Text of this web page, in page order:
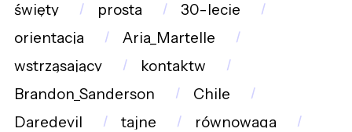
święty
prosta
30-lecie
orientacja
Aria_Martelle
wstrząsający
kontaktw
Brandon_Sanderson
Chile
Daredevil
tajne
równowaga